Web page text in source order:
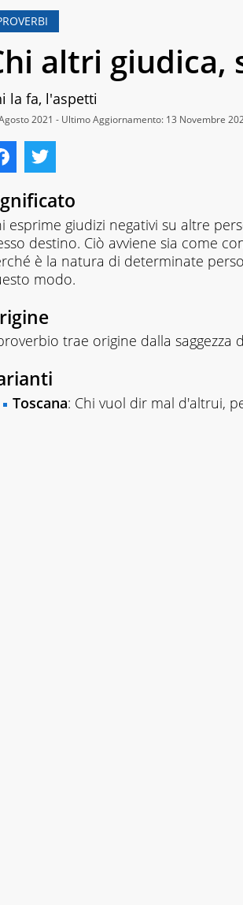
altri giudica,
la fa, l'aspetti
2021 - Ultimo Aggiornamento: 13 Novembre
esprime giudizi negativi su altre
destino. Ciò avviene sia come
è la natura di determinate
modo.
trae origine dalla saggezza
Toscana: Chi vuol dir mal d'altrui,